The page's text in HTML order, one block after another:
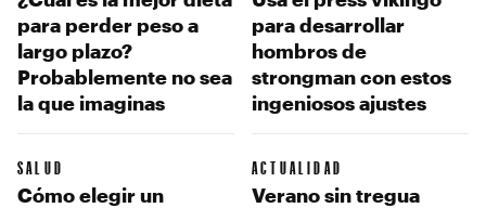
para perder peso a
largo plazo?
Probablemente no sea
la que imaginas
para desarrollar
hombros de
strongman con estos
ingeniosos ajustes
SALUD
Cómo elegir un
ACTUALIDAD
Verano sin tregua